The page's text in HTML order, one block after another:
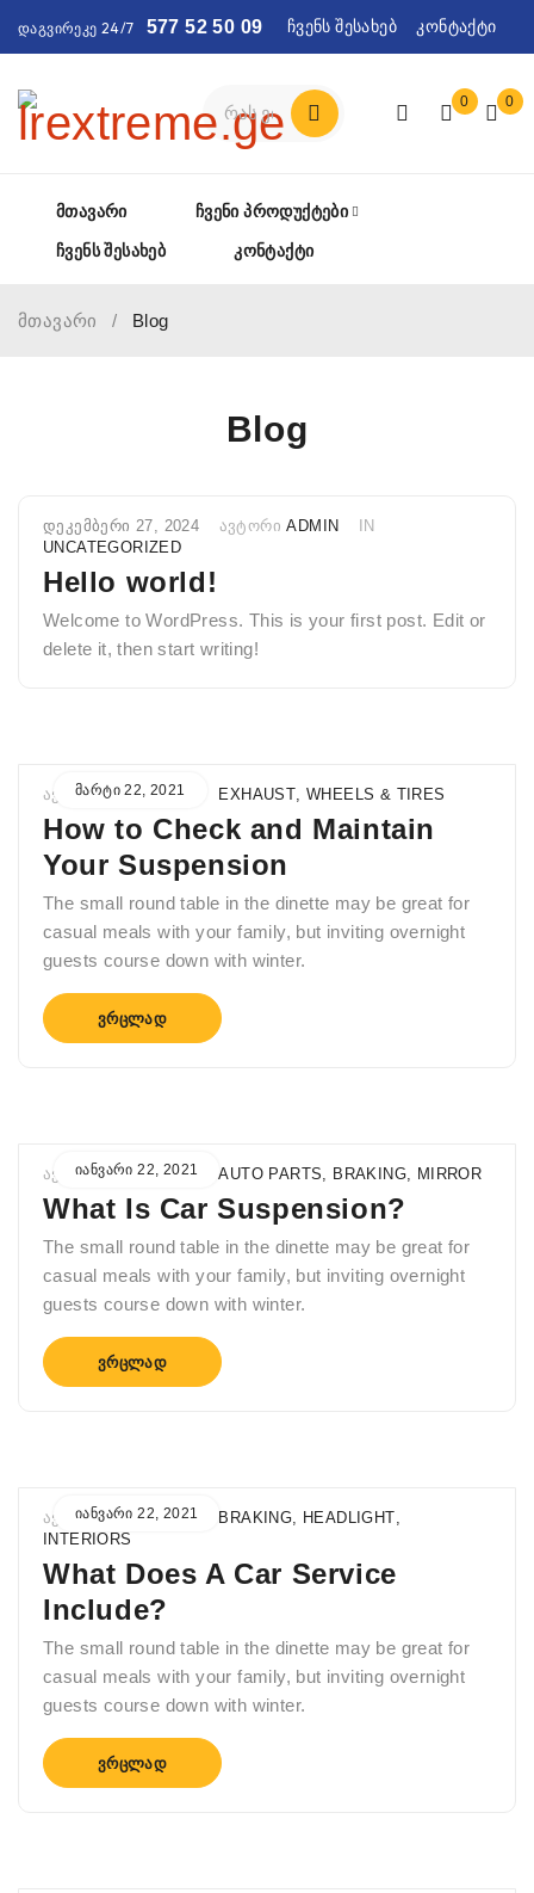
დაგვირეკე 24/7 577 52 50 09 ჩვენს შესახებ კონტაქტი
0 0
ᲛᲗᲐᲕᲐᲠᲘ
ᲩᲕᲔᲜᲘ ᲞᲠᲝᲓᲣᲥᲢᲔᲑᲘ
ᲩᲕᲔᲜᲡ ᲨᲔᲡᲐᲮᲔᲑ
ᲙᲝᲜᲢᲐᲥᲢᲘ
Blog
მთავარი / Blog
ᲓᲔᲙᲔᲛᲑᲔᲠᲘ 27, 2024 ᲐᲕᲢᲝᲠᲘ ADMIN
IN
UNCATEGORIZED
Hello world!
Welcome to WordPress. This is your first post. Edit or
delete it, then start writing!
ᲛᲐᲠᲢᲘ 22, 2021
ᲐᲕᲢᲝᲠᲘ ADMIN IN EXHAUST,WHEELS & TIRES
How to Check and Maintain
Your Suspension
The small round table in the dinette may be great for
casual meals with your family, but inviting overnight
guests course down with winter.
ᲕᲠᲪᲚᲐᲓ
ᲘᲐᲜᲕᲐᲠᲘ 22, 2021
ᲐᲕᲢᲝᲠᲘ ADMIN IN AUTO PARTS, BRAKING, MIRROR
What Is Car Suspension?
The small round table in the dinette may be great for
casual meals with your family, but inviting overnight
guests course down with winter.
ᲕᲠᲪᲚᲐᲓ
ᲘᲐᲜᲕᲐᲠᲘ 22, 2021
ᲐᲕᲢᲝᲠᲘ ADMIN IN BRAKING, HEADLIGHT,
INTERIORS
What Does A Car Service
Include?
The small round table in the dinette may be great for
casual meals with your family, but inviting overnight
guests course down with winter.
ᲕᲠᲪᲚᲐᲓ